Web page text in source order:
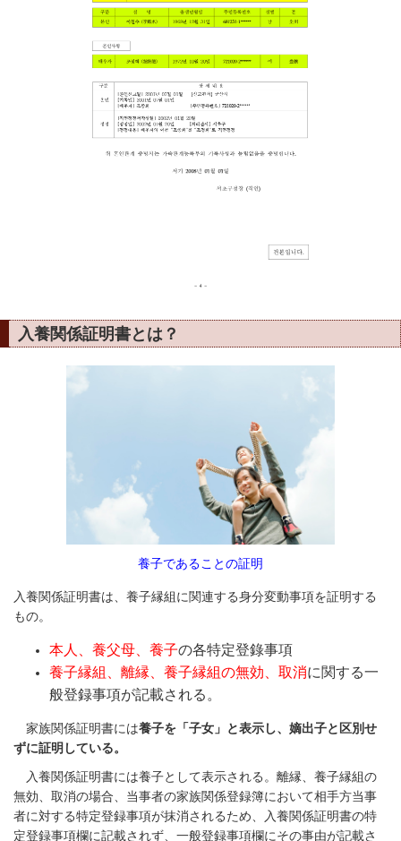
入養関係証明書とは？
養子であることの証明
入養関係証明書は、養子縁組に関連する身分変動事項を証明する
もの。
本人、養父母、養子の各特定登錄事項
養子縁組、離縁、養子縁組の無効、取消に関する一
般登録事項が記載される。
家族関係証明書には養子を「子女」と表示し、嫡出子と区別せ
ずに証明している。
入養関係証明書には養子として表示される。離縁、養子縁組の
無効、取消の場合、当事者の家族関係登録簿において相手方当事
者に対する特定登録事項が抹消されるため、入養関係証明書の特
定登録事項欄に記載されず、一般登録事項欄にその事由が記載さ